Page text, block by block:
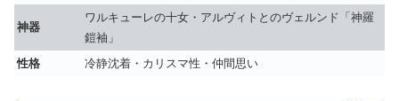
神器
ワルキューレの十女・アルヴィトとのヴェルンド「神羅
鎧袖」
性格
冷静沈着・カリスマ性・仲間思い